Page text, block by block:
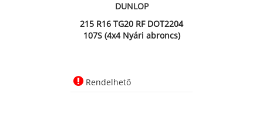
DUNLOP
215 R16 TG20 RF DOT2204
107S (4x4 Nyári abroncs)
Rendelhető